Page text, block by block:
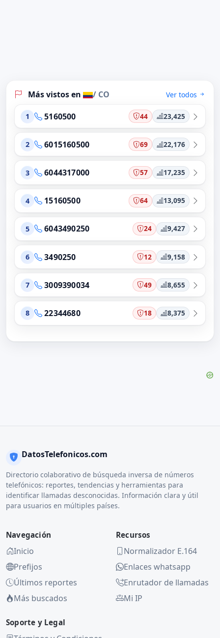
Más vistos en / CO Ver todos
1 5160500 44 23,425
2 6015160500 69 22,176
3 6044317000 57 17,235
4 15160500 64 13,095
5 6043490250 24 9,427
6 3490250 12 9,158
7 3009390034 49 8,655
8 22344680 18 8,375
DatosTelefonicos.com
Directorio colaborativo de búsqueda inversa de números
telefónicos: reportes, tendencias y herramientas para
identificar llamadas desconocidas. Información clara y útil
para usuarios en múltiples países.
Navegación
Inicio
Prefijos
Últimos reportes
Más buscados
Recursos
Normalizador E.164
Enlaces whatsapp
Enrutador de llamadas
Mi IP
Soporte y Legal